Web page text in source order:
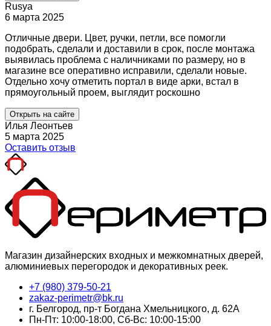
Rusya
6 марта 2025
Отличные двери. Цвет, ручки, петли, все помогли
подобрать, сделали и доставили в срок, после монтажа
выявилась проблема с наличниками по размеру, но в
магазине все оперативно исправили, сделали новые.
Отдельно хочу отметить портал в виде арки, встал в
прямоугольный проем, выглядит роскошно
Открыть на сайте
Илья Леонтьев
5 марта 2025
Оставить отзыв
Магазин дизайнерских входных и межкомнатных дверей,
алюминиевых перегородок и декоративных реек.
+7 (980) 379-50-21
zakaz-perimetr@bk.ru
г. Белгород, пр-т Богдана Хмельницкого, д. 62А
Пн-Пт: 10:00-18:00, Сб-Вс: 10:00-15:00